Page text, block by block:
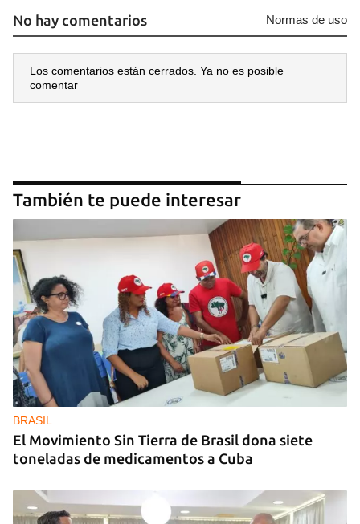
No hay comentarios Normas de uso
Los comentarios están cerrados. Ya no es posible
comentar
También te puede interesar
BRASIL
El Movimiento Sin Tierra de Brasil dona siete
toneladas de medicamentos a Cuba